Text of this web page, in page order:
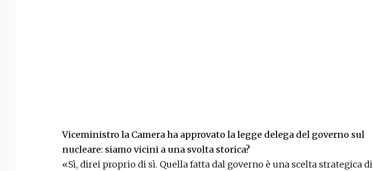
Viceministro la Camera ha approvato la legge delega del governo sul
nucleare: siamo vicini a una svolta storica?
«Sì, direi proprio di sì. Quella fatta dal governo è una scelta strategica di